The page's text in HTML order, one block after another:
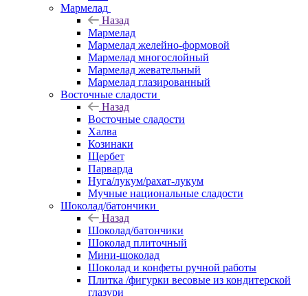
Мармелад
Назад
Мармелад
Мармелад желейно-формовой
Мармелад многослойный
Мармелад жевательный
Мармелад глазированный
Восточные сладости
Назад
Восточные сладости
Халва
Козинаки
Щербет
Парварда
Нуга/лукум/рахат-лукум
Мучные национальные сладости
Шоколад/батончики
Назад
Шоколад/батончики
Шоколад плиточный
Мини-шоколад
Шоколад и конфеты ручной работы
Плитка /фигурки весовые из кондитерской
глазури